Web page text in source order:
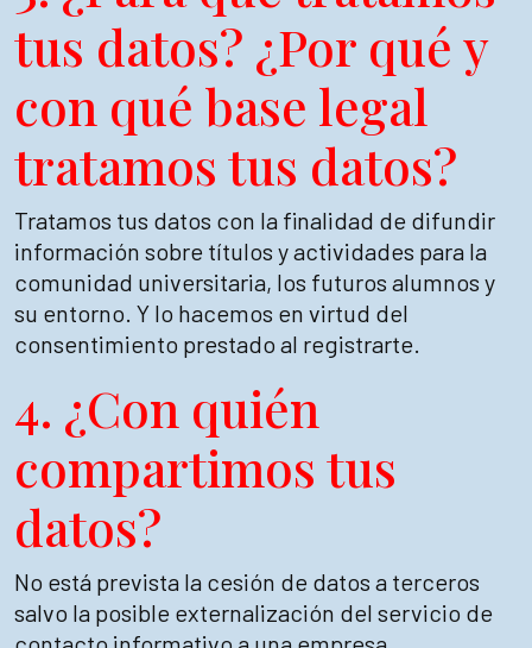
tus datos? ¿Por qué y
con qué base legal
tratamos tus datos?
Tratamos tus datos con la finalidad de difundir
información sobre títulos y actividades para la
comunidad universitaria, los futuros alumnos y
su entorno. Y lo hacemos en virtud del
consentimiento prestado al registrarte.
4. ¿Con quién
compartimos tus
datos?
No está prevista la cesión de datos a terceros
salvo la posible externalización del servicio de